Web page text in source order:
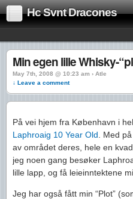
Hc Svnt Dracones
Min egen lille Whisky-
May 7th, 2008 @ 10:23 am › Atle
↓ Leave a comment
På vei hjem fra København i
Laphroaig 10 Year Old . Med
av området deres, hele en
jeg noen gang besøker
lille lapp, og få leieinntektene
Jeg har også fått min “Plot”